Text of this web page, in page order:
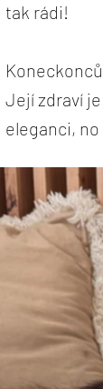
tak rádi!
Její zdraví
eleganci,